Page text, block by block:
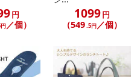
円
／個）
1099円
（549.5円／個）